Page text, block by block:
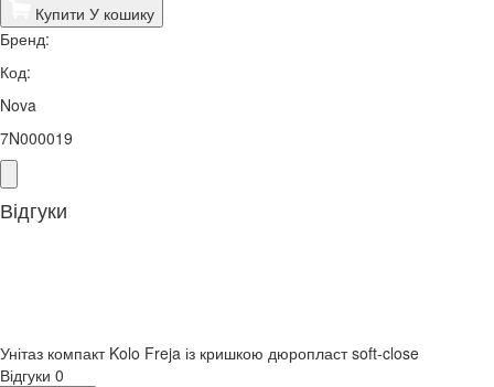
Купити У кошику
Бренд:
Код:
Nova
7N000019
Відгуки
Унітаз компакт Kolo Freja із кришкою дюропласт soft-close
Відгуки 0